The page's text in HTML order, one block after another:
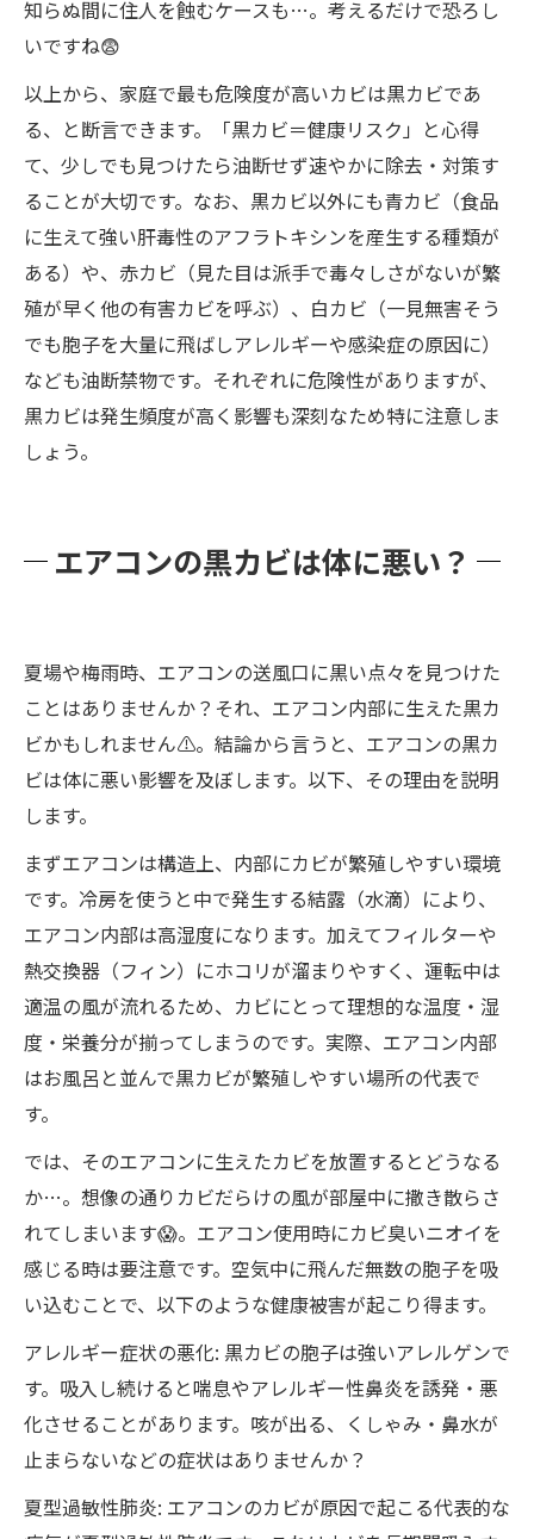
知らぬ間に住人を蝕むケースも…。考えるだけで恐ろし
いですね😨
以上から、家庭で最も危険度が高いカビは黒カビであ
る、と断言できます。「黒カビ＝健康リスク」と心得
て、少しでも見つけたら油断せず速やかに除去・対策す
ることが大切です。なお、黒カビ以外にも青カビ（食品
に生えて強い肝毒性のアフラトキシンを産生する種類が
ある）や、赤カビ（見た目は派手で毒々しさがないが繁
殖が早く他の有害カビを呼ぶ）、白カビ（一見無害そう
でも胞子を大量に飛ばしアレルギーや感染症の原因に）
なども油断禁物です。それぞれに危険性がありますが、
黒カビは発生頻度が高く影響も深刻なため特に注意しま
しょう。
エアコンの黒カビは体に悪い？
夏場や梅雨時、エアコンの送風口に黒い点々を見つけた
ことはありませんか？それ、エアコン内部に生えた黒カ
ビかもしれません⚠️。結論から言うと、エアコンの黒カ
ビは体に悪い影響を及ぼします。以下、その理由を説明
します。
まずエアコンは構造上、内部にカビが繁殖しやすい環境
です。冷房を使うと中で発生する結露（水滴）により、
エアコン内部は高湿度になります。加えてフィルターや
熱交換器（フィン）にホコリが溜まりやすく、運転中は
適温の風が流れるため、カビにとって理想的な温度・湿
度・栄養分が揃ってしまうのです。実際、エアコン内部
はお風呂と並んで黒カビが繁殖しやすい場所の代表で
す。
では、そのエアコンに生えたカビを放置するとどうなる
か…。想像の通りカビだらけの風が部屋中に撒き散らさ
れてしまいます😱。エアコン使用時にカビ臭いニオイを
感じる時は要注意です。空気中に飛んだ無数の胞子を吸
い込むことで、以下のような健康被害が起こり得ます。
アレルギー症状の悪化: 黒カビの胞子は強いアレルゲンで
す。吸入し続けると喘息やアレルギー性鼻炎を誘発・悪
化させることがあります。咳が出る、くしゃみ・鼻水が
止まらないなどの症状はありませんか？
夏型過敏性肺炎: エアコンのカビが原因で起こる代表的な